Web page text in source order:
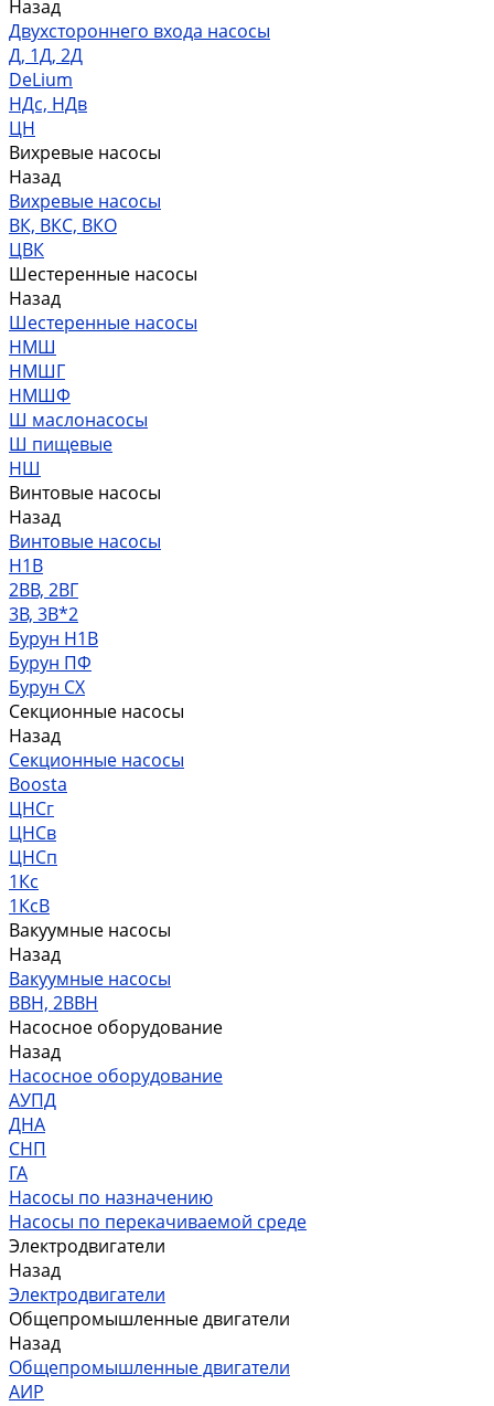
Назад
Двухстороннего входа насосы
Д, 1Д, 2Д
DeLium
НДс, НДв
ЦН
Вихревые насосы
Назад
Вихревые насосы
ВК, ВКС, ВКО
ЦВК
Шестеренные насосы
Назад
Шестеренные насосы
НМШ
НМШГ
НМШФ
Ш маслонасосы
Ш пищевые
НШ
Винтовые насосы
Назад
Винтовые насосы
Н1В
2ВВ, 2ВГ
3В, 3В*2
Бурун Н1В
Бурун ПФ
Бурун СХ
Секционные насосы
Назад
Секционные насосы
Boosta
ЦНСг
ЦНСв
ЦНСп
1Кс
1КсВ
Вакуумные насосы
Назад
Вакуумные насосы
ВВН, 2ВВН
Насосное оборудование
Назад
Насосное оборудование
АУПД
ДНА
СНП
ГА
Насосы по назначению
Насосы по перекачиваемой среде
Электродвигатели
Назад
Электродвигатели
Общепромышленные двигатели
Назад
Общепромышленные двигатели
АИР